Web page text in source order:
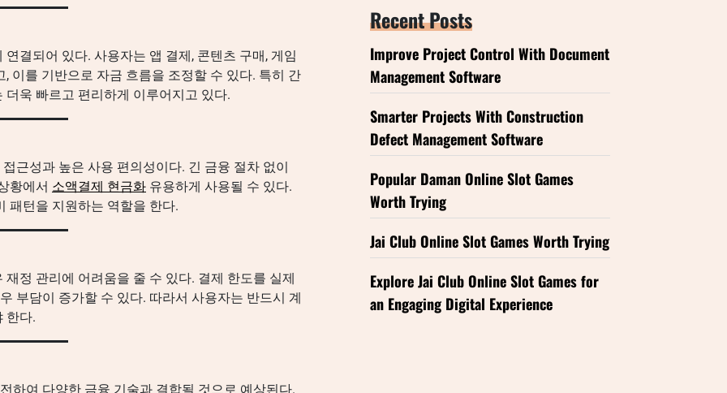
결되어 있다. 사용자는 앱 결제, 콘텐츠 구매, 게임
이를 기반으로 자금 흐름을 조정할 수 있다. 특히 간
욱 빠르고 편리하게 이루어지고 있다.
근성과 높은 사용 편의성이다. 긴 금융 절차 없이
황에서 소액결제 현금화 유용하게 사용될 수 있다.
패턴을 지원하는 역할을 한다.
정 관리에 어려움을 줄 수 있다. 결제 한도를 실제
부담이 증가할 수 있다. 따라서 사용자는 반드시 계
한다.
하여 다양한 금융 기술과 결합될 것으로 예상된다.
Recent Posts
Improve Project Control With Document
Management Software
Smarter Projects With Construction
Defect Management Software
Popular Daman Online Slot Games
Worth Trying
Jai Club Online Slot Games Worth Trying
Explore Jai Club Online Slot Games for
an Engaging Digital Experience